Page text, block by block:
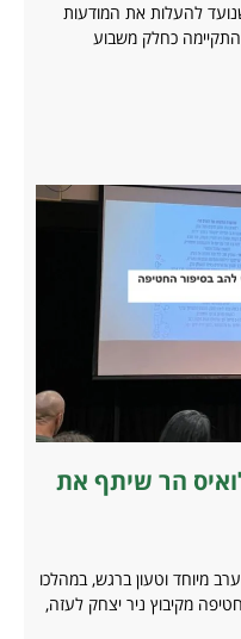
להעלות את המודעות
כחלק משבוע
הר שיתף את
מיוחד וטעון ברגש, במהלכו
מקיבוץ ניר יצחק לעזה,